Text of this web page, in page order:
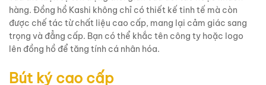
hàng. Đồng hồ Kashi không chỉ có thiết kế tinh tế mà còn
được chế tác từ chất liệu cao cấp, mang lại cảm giác sang
trọng và đẳng cấp. Bạn có thể khắc tên công ty hoặc logo
lên đồng hồ để tăng tính cá nhân hóa.
Bút ký cao cấp